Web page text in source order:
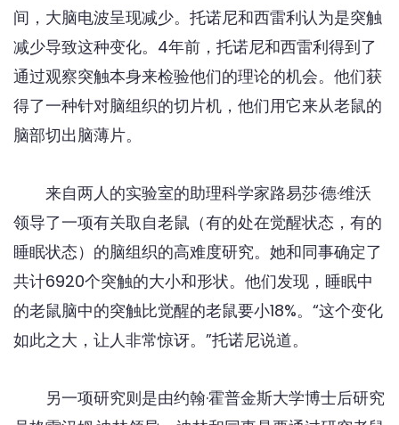
间，大脑电波呈现减少。托诺尼和西雷利认为是突触
减少导致这种变化。4年前，托诺尼和西雷利得到了
通过观察突触本身来检验他们的理论的机会。他们获
得了一种针对脑组织的切片机，他们用它来从老鼠的
脑部切出脑薄片。
来自两人的实验室的助理科学家路易莎·德·维沃
领导了一项有关取自老鼠（有的处在觉醒状态，有的
睡眠状态）的脑组织的高难度研究。她和同事确定了
共计6920个突触的大小和形状。他们发现，睡眠中
的老鼠脑中的突触比觉醒的老鼠要小18%。“这个变化
如此之大，让人非常惊讶。”托诺尼说道。
另一项研究则是由约翰·霍普金斯大学博士后研究